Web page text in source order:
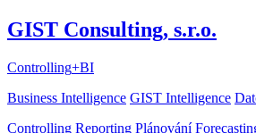
GIST Consulting, s.r.o.
Controlling+BI
Business Intelligence GIST Intelligence
Controlling Reporting Plánování